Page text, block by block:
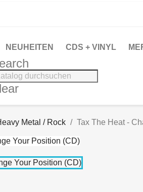
NEUHEITEN CDS + VINYL
Metal / Rock Tax The Heat -